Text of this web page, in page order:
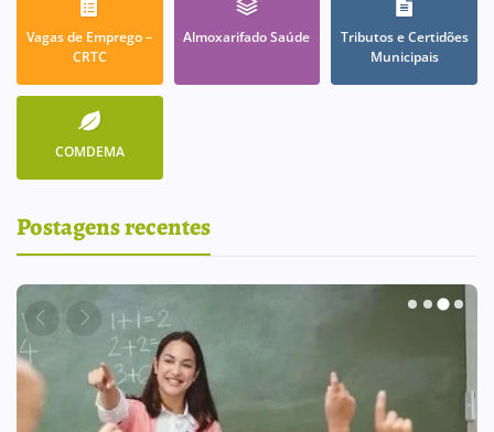
Vagas de Emprego –
CRTC
Almoxarifado Saúde
Tributos e Certidões
Municipais
COMDEMA
Postagens recentes